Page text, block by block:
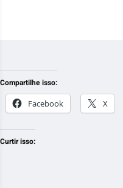
Compartilhe isso:
Facebook
X
Curtir isso: